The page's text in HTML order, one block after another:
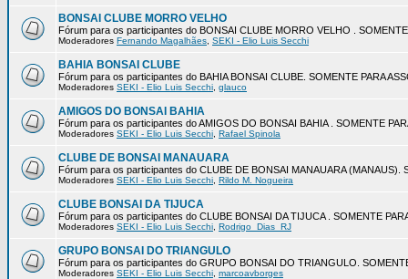
BONSAI CLUBE MORRO VELHO
Fórum para os participantes do BONSAI CLUBE MORRO VELHO .
Moderadores Fernando Magalhães SEKI - Elio Luis Secchi
BAHIA BONSAI CLUBE
Fórum para os participantes do BAHIA BONSAI CLUBE. SOMENTE PARA
Moderadores SEKI - Elio Luis Secchi glauco
AMIGOS DO BONSAI BAHIA
Fórum para os participantes do AMIGOS DO BONSAI BAHIA . SOMENTE
Moderadores SEKI - Elio Luis Secchi Rafael Spinola
CLUBE DE BONSAI MANAUARA
Fórum para os participantes do CLUBE DE BONSAI MANAUARA (MANAUS).
Moderadores SEKI - Elio Luis Secchi Rildo M. Nogueira
CLUBE BONSAI DA TIJUCA
Fórum para os participantes do CLUBE BONSAI DA TIJUCA . SOMENTE
Moderadores SEKI - Elio Luis Secchi Rodrigo_Dias_RJ
GRUPO BONSAI DO TRIANGULO
Fórum para os participantes do GRUPO BONSAI DO TRIANGULO.
Moderadores SEKI - Elio Luis Secchi marcoavborges